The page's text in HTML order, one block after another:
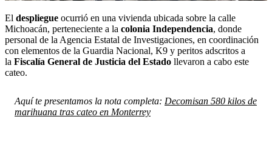
El despliegue ocurrió en una vivienda ubicada sobre la calle
Michoacán, perteneciente a la colonia Independencia, donde
personal de la Agencia Estatal de Investigaciones, en coordinación
con elementos de la Guardia Nacional, K9 y peritos adscritos a
la Fiscalía General de Justicia del Estado llevaron a cabo este
cateo.
Aquí te presentamos la nota completa: Decomisan 580 kilos de
marihuana tras cateo en Monterrey